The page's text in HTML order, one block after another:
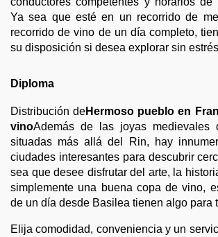
Ya sea que esté en un recorrido de
recorrido de vino de un día completo,
su disposición si desea explorar sin
Diploma
Distribución deHermoso pueblo en
vinoAdemás de las joyas medievales
situadas más allá del Rin, hay
ciudades interesantes para descubrir
sea que desee disfrutar del arte, la
simplemente una buena copa de vino,
de un día desde Basilea tienen algo para
Elija comodidad, conveniencia y un